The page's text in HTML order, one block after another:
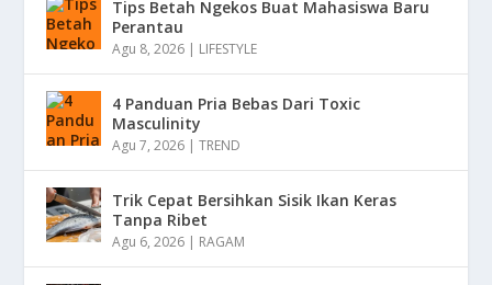
Tips Betah Ngekos Buat Mahasiswa Baru
Perantau
Agu 8, 2026 | LIFESTYLE
4 Panduan Pria Bebas Dari Toxic
Masculinity
Agu 7, 2026 |TREND
Trik Cepat Bersihkan Sisik Ikan Keras
Tanpa Ribet
Agu 6, 2026 | RAGAM